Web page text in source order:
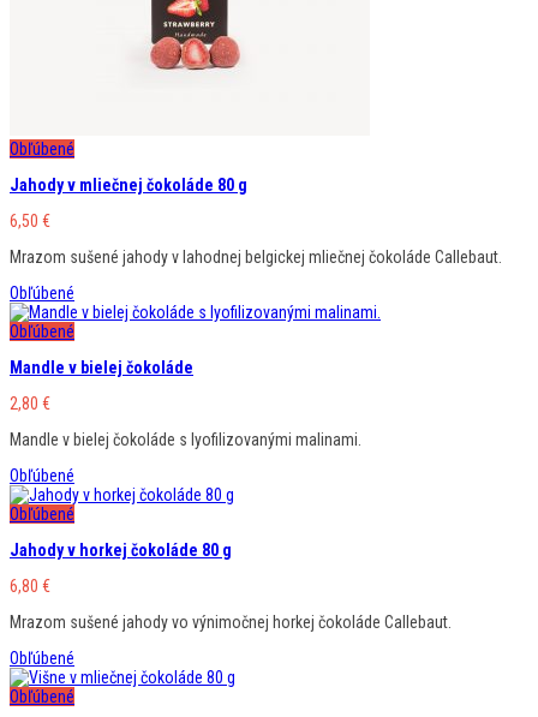
Obľúbené
Jahody v mliečnej čokoláde 80 g
6,50 €
Mrazom sušené jahody v lahodnej belgickej mliečnej čokoláde Callebaut.
Obľúbené
Obľúbené
Mandle v bielej čokoláde
2,80 €
Mandle v bielej čokoláde s lyofilizovanými malinami.
Obľúbené
Obľúbené
Jahody v horkej čokoláde 80 g
6,80 €
Mrazom sušené jahody vo výnimočnej horkej čokoláde Callebaut.
Obľúbené
Obľúbené